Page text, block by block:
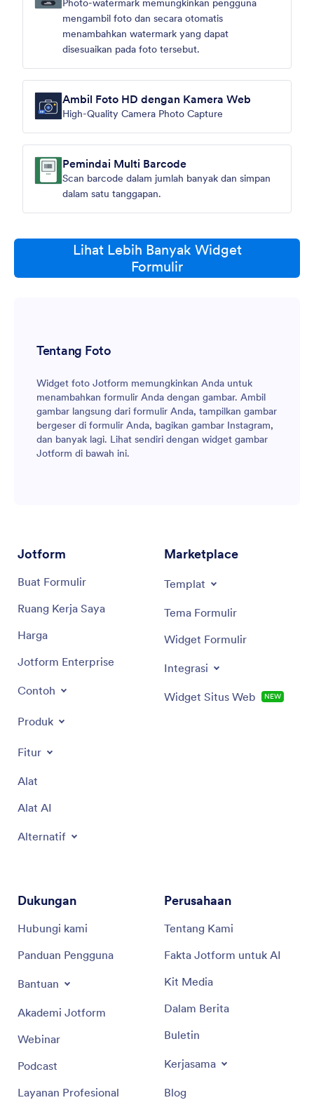
Photo-watermark memungkinkan pengguna
mengambil foto dan secara otomatis
menambahkan watermark yang dapat
disesuaikan pada foto tersebut.
Ambil Foto HD dengan Kamera Web
High-Quality Camera Photo Capture
Pemindai Multi Barcode
Scan barcode dalam jumlah banyak dan simpan
dalam satu tanggapan.
Lihat Lebih Banyak Widget
Formulir
Tentang Foto
Widget foto Jotform memungkinkan Anda untuk
menambahkan formulir Anda dengan gambar. Ambil
gambar langsung dari formulir Anda, tampilkan gambar
bergeser di formulir Anda, bagikan gambar Instagram,
dan banyak lagi. Lihat sendiri dengan widget gambar
Jotform di bawah ini.
Jotform
Buat Formulir
Ruang Kerja Saya
Harga
Jotform Enterprise
Contoh
Produk
Fitur
Alat
Alat AI
Alternatif
Marketplace
Templat
Tema Formulir
Widget Formulir
Integrasi
Widget Situs Web NEW
Dukungan
Hubungi kami
Panduan Pengguna
Bantuan
Akademi Jotform
Webinar
Podcast
Layanan Profesional
Perusahaan
Tentang Kami
Fakta Jotform untuk AI
Kit Media
Dalam Berita
Buletin
Kerjasama
Blog